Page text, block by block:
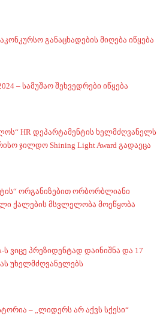
განაცხადების მიღება იწყება
– სამუშაო შეხვედრები იწყება
HR დეპარტამენტის ხელმძღვანელს
ჯილდო Shining Light Award გადაეცა
ორგანიზებით ორბორბლიანი
ქალების მსვლელობა მოეწყობა
ვიცე პრეზიდენტად დაინიშნა და 17
უხელმძღვანელებს
– „ლიდერს არ აქვს სქესი“